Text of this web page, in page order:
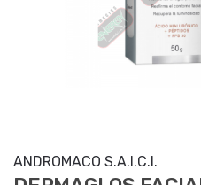
ANDROMACO S.A.I.C.I.